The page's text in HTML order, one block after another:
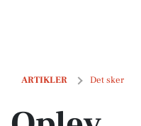
ARTIKLER Det sker
Oplev skydetræning og